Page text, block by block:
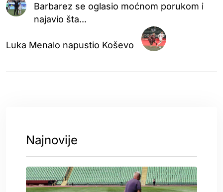
Barbarez se oglasio moćnom porukom i
najavio šta...
Luka Menalo napustio Koševo
Najnovije